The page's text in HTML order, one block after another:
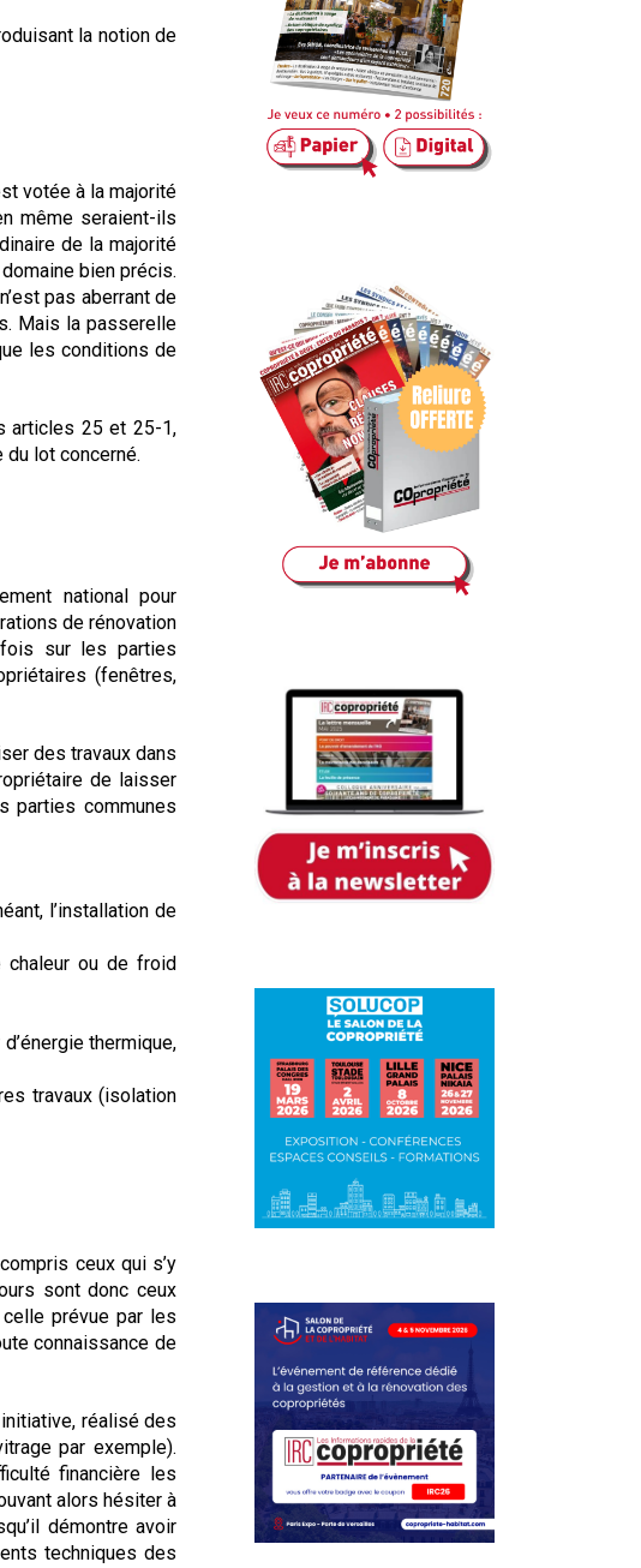
la notion de
votée à la majorité
même seraient-ils
de la majorité
bien précis.
pas aberrant de
Mais la passerelle
les conditions de
articles 25 et 25-1,
lot concerné.
national pour
de rénovation
fois sur les parties
(fenêtres,
des travaux dans
de laisser
parties communes
l’installation de
chaleur ou de froid
thermique,
travaux (isolation
ceux qui s’y
sont donc ceux
prévue par les
connaissance de
réalisé des
par exemple).
financière les
alors hésiter à
démontre avoir
techniques des